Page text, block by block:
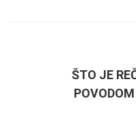
ŠTO JE